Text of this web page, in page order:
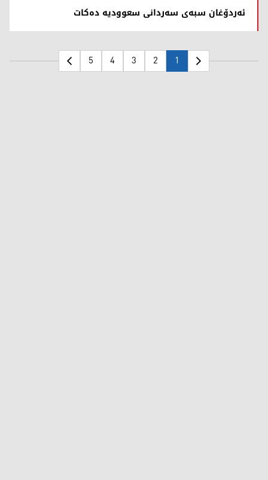
ئەردۆغان سبەی سەردانی سعوودیە دەکات
1
2
3
4
5